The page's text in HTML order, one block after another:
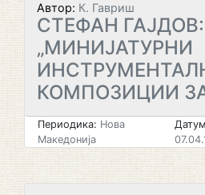
Автор: К. Гавриш
СТЕФАН ГАЈДОВ:
„МИНИЈАТУРНИ
КОМПОЗИЦИИ
Периодика: Нова
Македонија